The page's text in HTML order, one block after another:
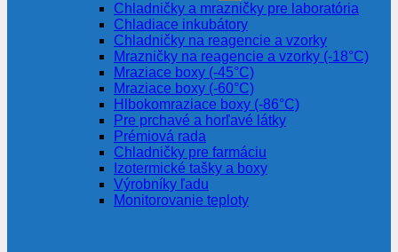
Chladničky a mrazničky pre laboratória
Chladiace inkubátory
Chladničky na reagencie a vzorky
Mrazničky na reagencie a vzorky (-18°C)
Mraziace boxy (-45°C)
Mraziace boxy (-60°C)
Hlbokomraziace boxy (-86°C)
Pre prchavé a horľavé látky
Prémiová rada
Chladničky pre farmáciu
Izotermické tašky a boxy
Výrobníky ľadu
Monitorovanie teploty